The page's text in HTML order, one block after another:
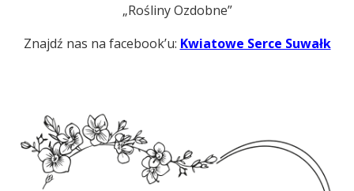
„Rośliny Ozdobne”
Znajdź nas na facebook’u: Kwiatowe Serce Suwałk